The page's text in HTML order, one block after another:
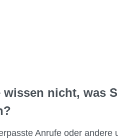
wissen nicht, was
Anrufe oder andere